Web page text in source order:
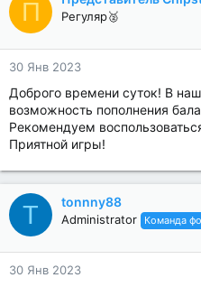
П Регуляр🥈
30 Янв 2023
Доброго времени суток! В
возможность пополнения
Рекомендуем
Приятной игры!
T tonnny88
Administrator Команда
30 Янв 2023